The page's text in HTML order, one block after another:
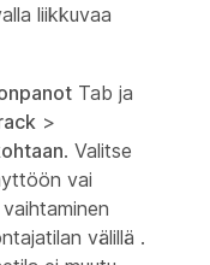
liikkuvaa
Tab ja
>
. Valitse
vai
välillä .